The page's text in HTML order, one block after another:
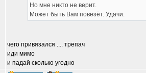
Но мне никто не верит.
Может быть Вам повезёт. Удачи.
чего привязался .... трепач
иди мимо
и падай сколько угодно